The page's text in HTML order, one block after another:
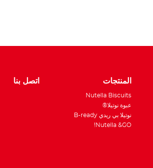
المنتجات
Nutella Biscuits
عبوة نوتيلا®
نوتيلا بي ريدي B-ready
Nutella &GO!
اتصل بنا